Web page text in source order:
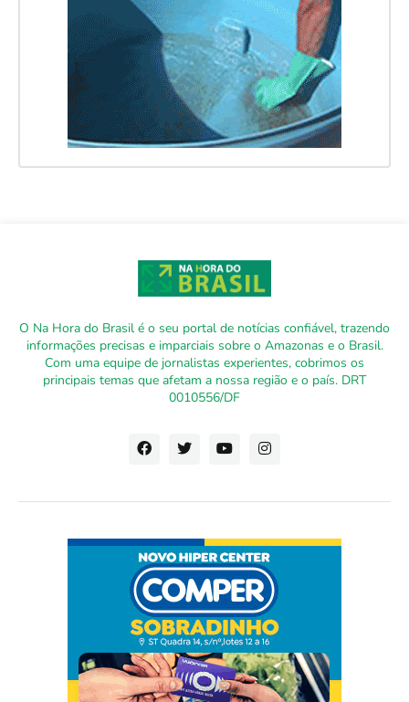
O Na Hora do Brasil é o seu portal de notícias confiável, trazendo
informações precisas e imparciais sobre o Amazonas e o Brasil.
Com uma equipe de jornalistas experientes, cobrimos os
principais temas que afetam a nossa região e o país. DRT
0010556/DF